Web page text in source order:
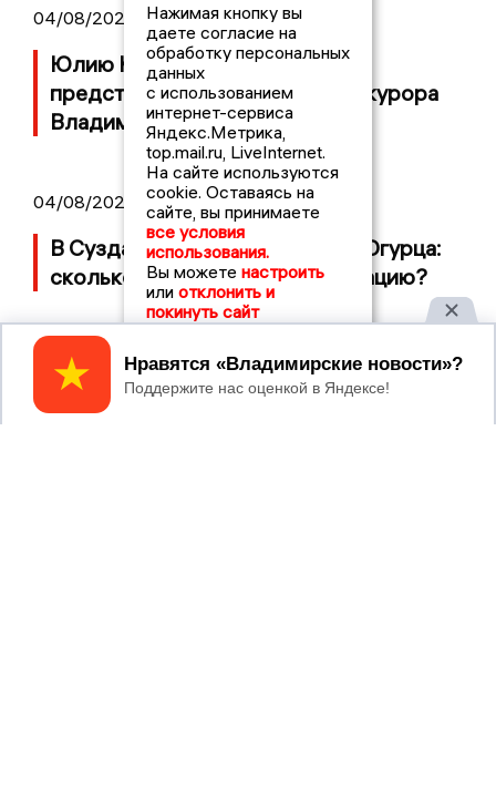
04/08/2026 11:36
Юлию Калистову официально
представили в должности прокурора
Владимирской области
04/08/2026 09:01
В Суздале прошёл Фестиваль Огурца:
сколько потратили на организацию?
Нажимая кнопку вы
даете согласие на
обработку персональных
данных
с использованием
интернет-сервиса
Яндекс.Метрика,
top.mail.ru, LiveInternet.
На сайте используются
cookie. Оставаясь на
сайте, вы принимаете
все условия
использования.
Вы можете настроить
или отклонить и
покинуть сайт
Принять